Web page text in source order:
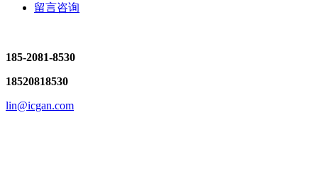
留言咨询
185-2081-8530
18520818530
lin@icgan.com